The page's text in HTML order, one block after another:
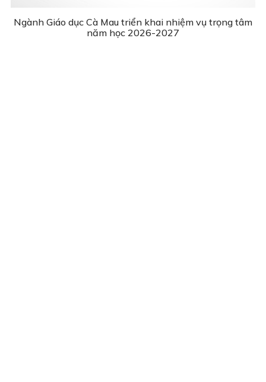
Ngành Giáo dục Cà Mau triển khai nhiệm vụ trọng tâm
năm học 2026-2027